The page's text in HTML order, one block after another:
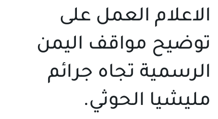
الاعلام العمل على
توضيح مواقف اليمن
الرسمية تجاه جرائم
مليشيا الحوثي.